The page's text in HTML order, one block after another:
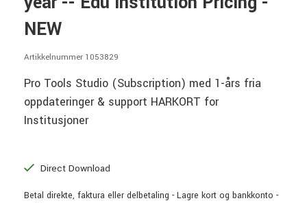
NEW
Artikkelnummer 1053829
Pro Tools Studio (Subscription) med 1-års fria
oppdateringer & support HARKORT for
Institusjoner
Direct Download
Betal direkte, faktura eller delbetaling - Lagre kort og bankkonto -